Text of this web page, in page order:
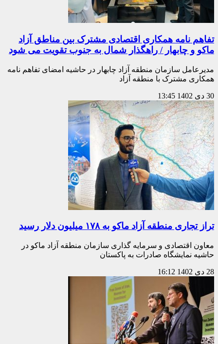
تفاهم نامه همکاری اقتصادی مشترک بین مناطق آزاد
ماکو و چابهار / راهگذار شمال به جنوب تقویت می شود
مدیرعامل سازمان منطقه آزاد چابهار در حاشیه امضای تفاهم نامه
همکاری مشترک با منطقه آزاد
30 دی 1402 13:45
تراز تجاری منطقه آزاد ماکو به ۱۷۸ میلیون دلار رسید
معاون اقتصادی و سرمایه گذاری سازمان منطقه آزاد ماکو در
حاشیه نمایشگاه صادرات به پاکستان
28 دی 1402 16:12